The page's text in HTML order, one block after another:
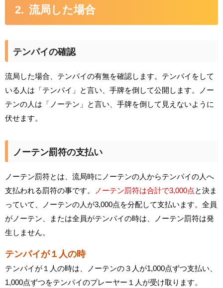
流局した場合
テンパイの確認
流局した場合、テンパイの有無を確認します。テンパイをして
いる人は「テンパイ」と言い、手牌を倒して公開します。ノー
テンの人は「ノーテン」と言い、手牌を倒して見えないように
伏せます。
ノーテン罰符の支払い
ノーテン罰符とは、流局時にノーテンの人からテンパイの人へ
支払われる罰符の事です。
ノーテン罰符は合計で3,000点と決ま
っていて、ノーテンの人が3,000点を分配して支払います。全員
がノーテン、または全員がテンパイの時は、ノーテン罰符は発
生しません。
テンパイが１人の時
テンパイが１人の時は、ノーテンの３人が1,000点ずつ支払い、
1,000点ずつをテンパイのプレーヤー１人が受け取ります。